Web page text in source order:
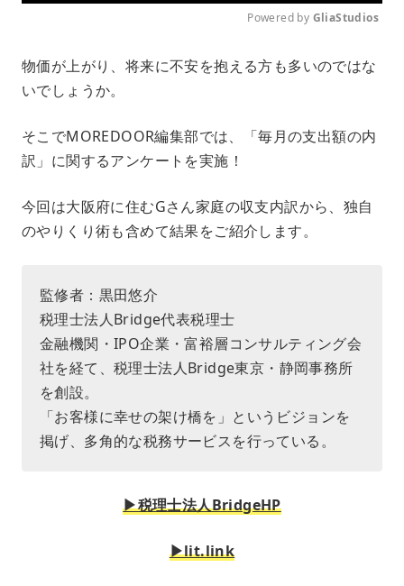
Powered by GliaStudios
物価が上がり、将来に不安を抱える方も多いのではな
いでしょうか。
そこでMOREDOOR編集部では、「毎月の支出額の内
訳」に関するアンケートを実施！
今回は大阪府に住むGさん家庭の収支内訳から、独自
のやりくり術も含めて結果をご紹介します。
監修者：黒田悠介
税理士法人Bridge代表税理士
金融機関・IPO企業・富裕層コンサルティング会
社を経て、税理士法人Bridge東京・静岡事務所
を創設。
「お客様に幸せの架け橋を」というビジョンを
掲げ、多角的な税務サービスを行っている。
▶︎税理士法人BridgeHP
▶︎lit.link